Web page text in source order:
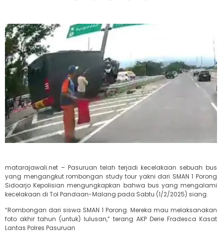
matarajawali.net – Pasuruan telah terjadi kecelakaan sebuah bus
yang mengangkut rombongan study tour yakni dari SMAN 1 Porong
Sidoarjo Kepolisian mengungkapkan bahwa bus yang mengalami
kecelakaan di Tol Pandaan-Malang pada Sabtu (1/2/2025) siang.
“Rombongan dari siswa SMAN 1 Porong. Mereka mau melaksanakan
foto akhir tahun (untuk) lulusan,” terang AKP Derie Fradesca Kasat
Lantas Polres Pasuruan